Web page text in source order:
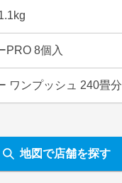
PRO 8個入
ワンプッシュ 240畳分
地図で店舗を探す